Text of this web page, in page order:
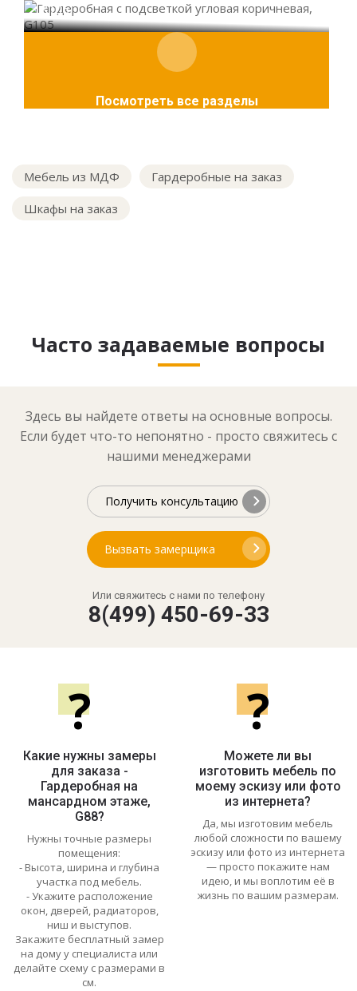
G105
Посмотреть все разделы
Мебель из МДФ
Гардеробные на заказ
Шкафы на заказ
Часто задаваемые вопросы
Здесь вы найдете ответы на основные вопросы.
Если будет что-то непонятно - просто свяжитесь с
нашими менеджерами
Получить консультацию
Вызвать замерщика
Или свяжитесь с нами по телефону
8(499) 450-69-33
?
Какие нужны замеры
для заказа -
Гардеробная на
мансардном этаже,
G88?
Нужны точные размеры
помещения:
- Высота, ширина и глубина
участка под мебель.
- Укажите расположение
окон, дверей, радиаторов,
ниш и выступов.
Закажите бесплатный замер
на дому у специалиста или
делайте схему с размерами в
см.
?
Можете ли вы
изготовить мебель по
моему эскизу или фото
из интернета?
Да, мы изготовим мебель
любой сложности по вашему
эскизу или фото из интернета
— просто покажите нам
идею, и мы воплотим её в
жизнь по вашим размерам.